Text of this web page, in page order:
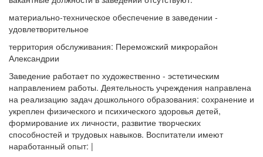
материально-техническое обеспечение в заведении -
удовлетворительное
территория обслуживания: Переможский микрорайон
Александрии
Заведение работает по художественно - эстетическим
направлением работы. Деятельность учреждения направлена ​​
на реализацию задач дошкольного образования: сохранение и
укреплен физического и психического здоровья детей,
формирование их личности, развитие творческих
способностей и трудовых навыков. Воспитатели имеют
наработанный опыт: |